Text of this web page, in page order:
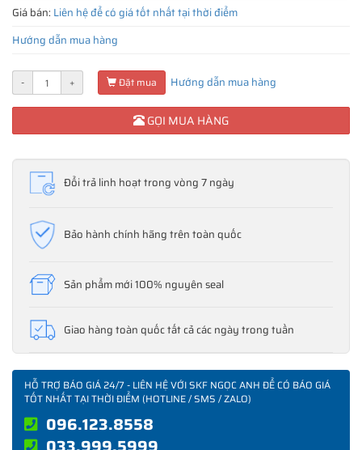
Giá bán: Liên hệ để có giá tốt nhất tại thời điểm
Hướng dẫn mua hàng
- + Đặt mua Hướng dẫn mua hàng
GỌI MUA HÀNG
Đổi trả linh hoạt trong vòng 7 ngày
Bảo hành chính hãng trên toàn quốc
Sản phẩm mới 100% nguyên seal
Giao hàng toàn quốc tất cả các ngày trong tuần
HỖ TRỢ BÁO GIÁ 24/7 - LIÊN HỆ VỚI SKF NGỌC ANH ĐỂ CÓ BÁO GIÁ
TỐT NHẤT TẠI THỜI ĐIỂM (HOTLINE / SMS / ZALO)
096.123.8558